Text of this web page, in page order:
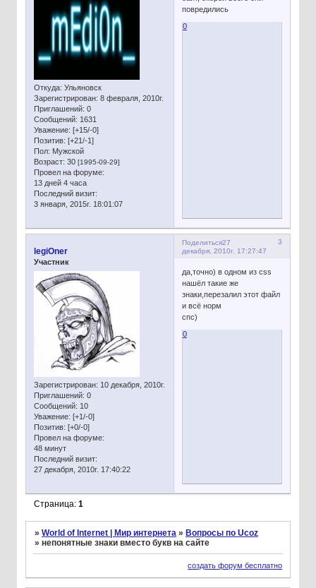
Откуда: Ульяновск
Зарегистрирован: 8 февраля, 2010г.
Приглашений: 0
Сообщений: 1631
Уважение: [+15/-0]
Позитив: [+21/-1]
Пол: Мужской
Возраст: 30 [1995-09-29]
Провел на форуме:
13 дней 4 часа
Последний визит:
3 января, 2015г. 18:01:07
повредились
0
Поделиться 3
27
декабря, 2010г. 17:27:47
legiOner
Участник
Зарегистрирован: 10 декабря, 2010г.
Приглашений: 0
Сообщений: 10
Уважение: [+1/-0]
Позитив: [+0/-0]
Провел на форуме:
48 минут
Последний визит:
27 декабря, 2010г. 17:40:22
да,точно) в одном из css
нашёл такие же
знаки,перезалил этот файл
и всё норм
спс)
0
Страница: 1
» World of Internet | Мир интернета » Вопросы по Ucoz
» непонятные знаки вместо букв на сайте
создать форум бесплатно